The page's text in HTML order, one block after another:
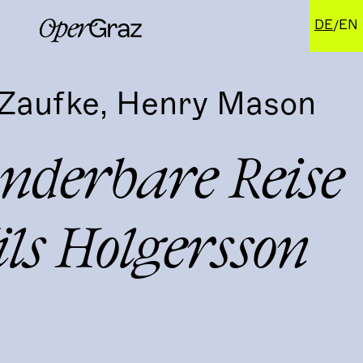
DE EN
Henry Mason
Reise
Holgersson